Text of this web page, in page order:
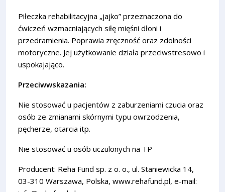
Piłeczka rehabilitacyjna „jajko” przeznaczona do
ćwiczeń wzmacniających siłę mięśni dłoni i
przedramienia. Poprawia zręczność oraz zdolności
motoryczne. Jej użytkowanie działa przeciwstresowo i
uspokajająco.
Przeciwwskazania:
Nie stosować u pacjentów z zaburzeniami czucia oraz
osób ze zmianami skórnymi typu owrzodzenia,
pęcherze, otarcia itp.
Nie stosować u osób uczulonych na TP
Producent: Reha Fund sp. z o. o., ul. Staniewicka 14,
03-310 Warszawa, Polska, www.rehafund.pl, e-mail: